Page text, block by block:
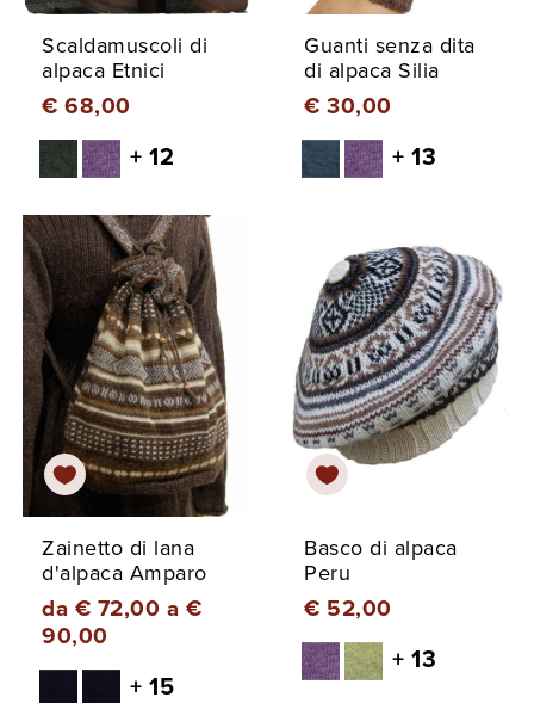
Scaldamuscoli di
alpaca Etnici
€ 68,00
+ 12
Guanti senza dita
di alpaca Silia
€ 30,00
+ 13
Zainetto di lana
d'alpaca Amparo
da € 72,00 a €
90,00
+ 15
Basco di alpaca
Peru
€ 52,00
+ 13